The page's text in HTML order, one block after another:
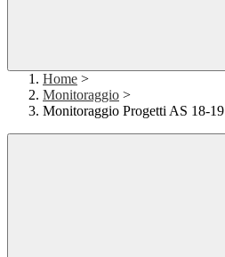
Home >
Monitoraggio >
Monitoraggio Progetti AS 18-19